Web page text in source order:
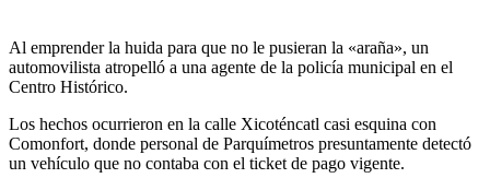
Al emprender la huida para que no le pusieran la «araña», un
automovilista atropelló a una agente de la policía municipal en el
Centro Histórico.
Los hechos ocurrieron en la calle Xicoténcatl casi esquina con
Comonfort, donde personal de Parquímetros presuntamente detectó
un vehículo que no contaba con el ticket de pago vigente.